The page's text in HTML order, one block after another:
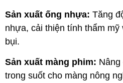
Sản xuất ống nhựa: Tăng
nhựa, cải thiện tính thẩm mỹ
bụi.
Sản xuất màng phim: Nâng
trong suốt cho màng nông